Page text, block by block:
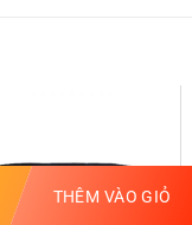
THÊM VÀO GIỎ